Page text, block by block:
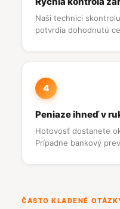
Naši technici
potvrdia dohodnutú
4
Peniaze ihneď v
Hotovosť dostanete
Prípadne bankový
ČASTO KLADENÉ